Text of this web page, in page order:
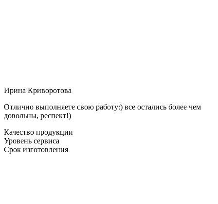
Ирина Криворотова
Отлично выполняете свою работу:) все остались более чем
довольны, респект!)
Качество продукции
Уровень сервиса
Срок изготовления